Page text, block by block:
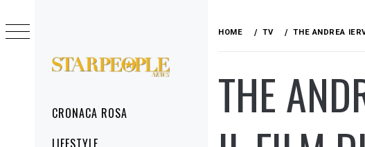
STARPEOPLENEWS
MenuCRONACA ROSA
LIFESTYLE
to
content
HOME TV THE ANDREA
THE